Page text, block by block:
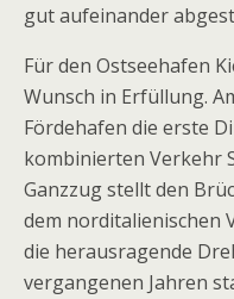
gut aufeinander
Für den Ostseehafen
Wunsch in Erfüllung.
Fördehafen die erste
kombinierten Verkehr
Ganzzug stellt den
dem norditalienischen
die herausragende
vergangenen Jahren